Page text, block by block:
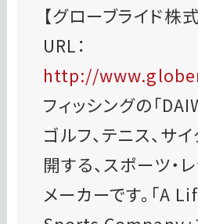
【グローブライド株
URL：
http://
フィッシングの「
ゴルフ、テニス、サ
開する、スポーツ・
メーカーです。「A